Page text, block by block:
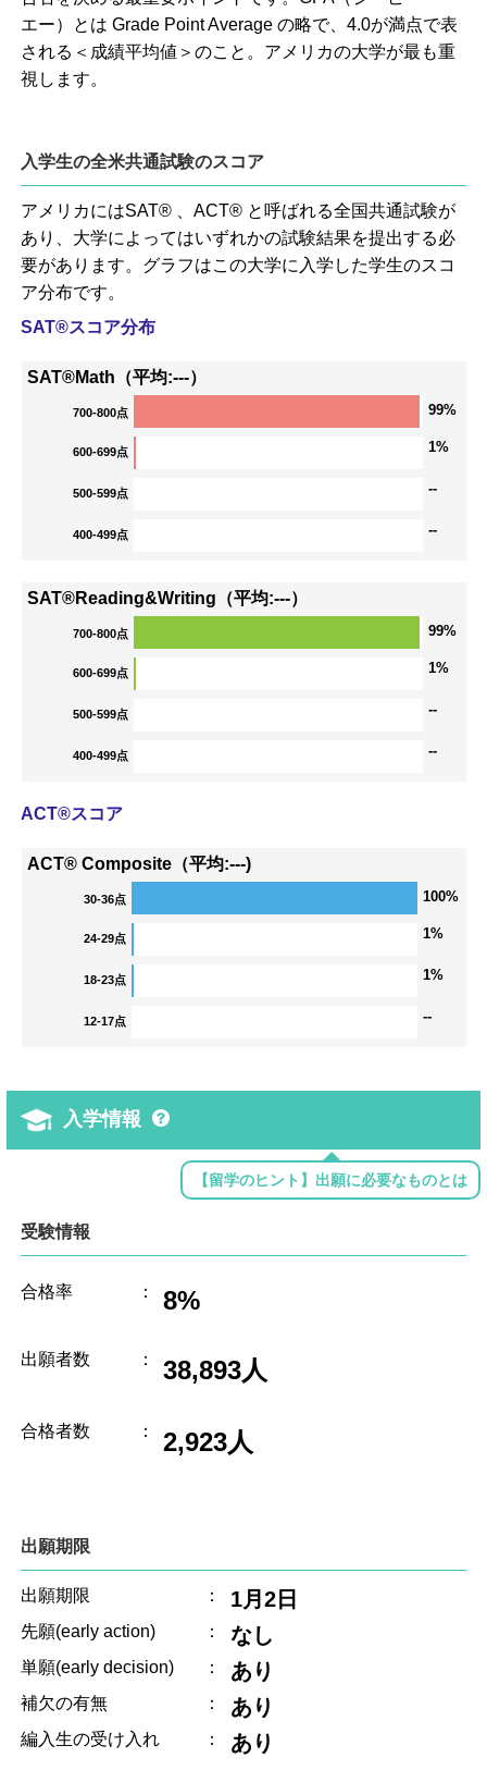
エー）とは Grade Point Average の略で、4.0が満点で表
される＜成績平均値＞のこと。アメリカの大学が最も重
視します。
入学生の全米共通試験のスコア
アメリカにはSAT® 、ACT® と呼ばれる全国共通試験が
あり、大学によってはいずれかの試験結果を提出する必
要があります。グラフはこの大学に入学した学生のスコ
ア分布です。
SAT®スコア分布
SAT®Math（平均:---）
700-800点 99%
600-699点 1%
500-599点 --
400-499点 --
SAT®Reading&Writing（平均:---）
700-800点 99%
600-699点 1%
500-599点 --
400-499点 --
ACT®スコア
ACT® Composite（平均:---)
30-36点 100%
24-29点 1%
18-23点 1%
12-17点 --
入学情報
【留学のヒント】出願に必要なものとは
受験情報
合格率 ： 8%
出願者数 ： 38,893人
合格者数 ： 2,923人
出願期限
出願期限 ： 1月2日
先願(early action) ： なし
単願(early decision) ： あり
補欠の有無 ： あり
編入生の受け入れ ： あり